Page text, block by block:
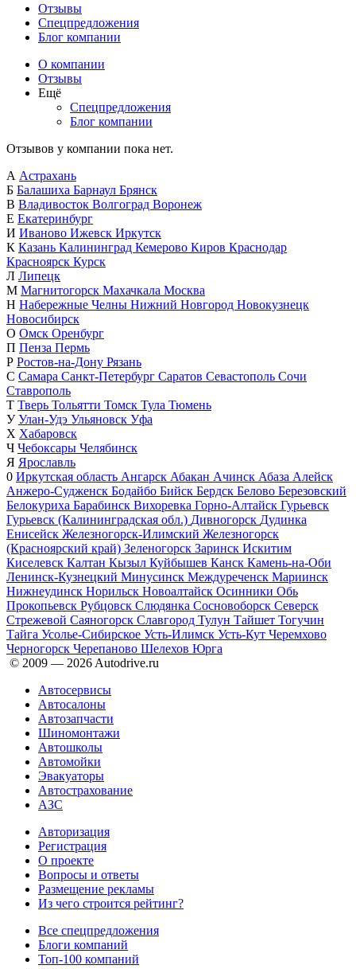
Отзывы
Спецпредложения
Блог компании
О компании
Отзывы
Ещё
Спецпредложения
Блог компании
Отзывов у компании пока нет.
А Астрахань
Б Балашиха Барнаул Брянск
В Владивосток Волгоград Воронеж
Е Екатеринбург
И Иваново Ижевск Иркутск
К Казань Калининград Кемерово Киров Краснодар
Красноярск Курск
Л Липецк
М Магнитогорск Махачкала Москва
Н Набережные Челны Нижний Новгород Новокузнецк
Новосибирск
О Омск Оренбург
П Пенза Пермь
Р Ростов-на-Дону Рязань
С Самара Санкт-Петербург Саратов Севастополь Сочи
Ставрополь
Т Тверь Тольятти Томск Тула Тюмень
У Улан-Удэ Ульяновск Уфа
Х Хабаровск
Ч Чебоксары Челябинск
Я Ярославль
0 Иркутская область Ангарск Абакан Ачинск Абаза Алейск
Анжеро-Судженск Бодайбо Бийск Бердск Белово Березовский
Белокуриха Барабинск Вихоревка Горно-Алтайск Гурьевск
Гурьевск (Калининградская обл.) Дивногорск Дудинка
Енисейск Железногорск-Илимский Железногорск
(Красноярский край) Зеленогорск Заринск Искитим
Киселевск Калтан Кызыл Куйбышев Канск Камень-на-Оби
Ленинск-Кузнецкий Минусинск Междуреченск Мариинск
Нижнеудинск Норильск Новоалтайск Осинники Обь
Прокопьевск Рубцовск Слюдянка Сосновоборск Северск
Стрежевой Саяногорск Славгород Тулун Тайшет Тогучин
Тайга Усолье-Сибирское Усть-Илимск Усть-Кут Черемхово
Черногорск Черепаново Шелехов Юрга
© 2009 — 2026 Autodrive.ru
Автосервисы
Автосалоны
Автозапчасти
Шиномонтажи
Автошколы
Автомойки
Эвакуаторы
Автострахование
АЗС
Авторизация
Регистрация
О проекте
Вопросы и ответы
Размещение рекламы
Из чего строится рейтинг?
Все спецпредложения
Блоги компаний
Топ-100 компаний